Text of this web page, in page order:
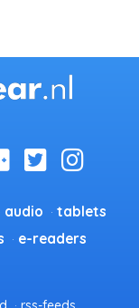
audio
tablets
e-readers